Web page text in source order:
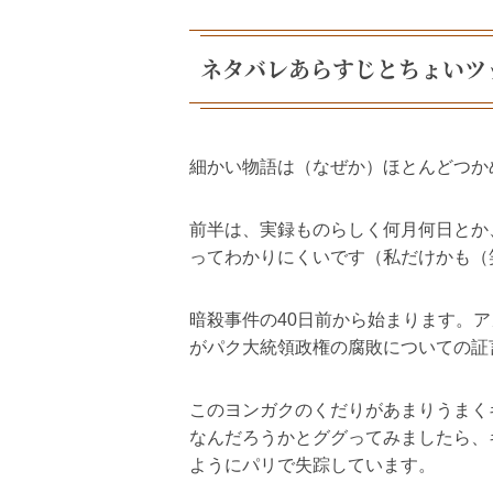
ネタバレあらすじとちょい
細かい物語は（なぜか）ほとんどつ
前半は、実録ものらしく何月何日と
ってわかりにくいです（私だけかも
暗殺事件の40日前から始まります。
がパク大統領政権の腐敗についての
このヨンガクのくだりがあまりうま
なんだろうかとググってみましたら
ようにパリで失踪しています。